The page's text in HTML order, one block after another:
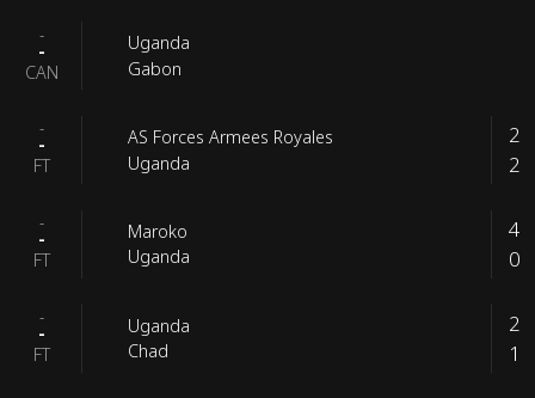
-
-
CAN
Uganda
Gabon
-
-
FT
AS Forces Armees Royales
Uganda
2
2
-
-
FT
Maroko
Uganda
4
0
-
-
FT
Uganda
Chad
2
1